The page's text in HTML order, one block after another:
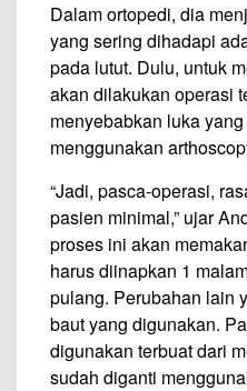
Dalam ortopedi, dia
yang sering dihadapi
pada lutut. Dulu, untuk
akan dilakukan operasi
menyebabkan luka
menggunakan
“Jadi, pasca-operasi,
pasien minimal,” ujar
proses ini akan
harus diinapkan 1
pulang. Perubahan lain
baut yang digunakan.
digunakan terbuat dari
sudah diganti